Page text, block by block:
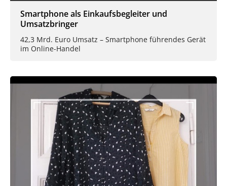
Smartphone als Einkaufsbegleiter und
Umsatzbringer
42,3 Mrd. Euro Umsatz – Smartphone führendes Gerät
im Online-Handel